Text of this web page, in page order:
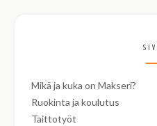
Mikä ja kuka on Makseri?
Ruokinta ja koulutus
Taittotyöt